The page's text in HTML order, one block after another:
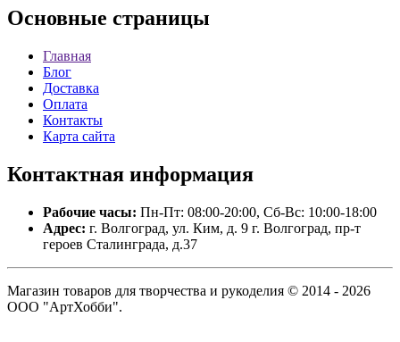
Основные страницы
Главная
Блог
Доставка
Оплата
Контакты
Карта сайта
Контактная информация
Рабочие часы: Пн-Пт: 08:00-20:00, Сб-Вс: 10:00-18:00
Адрес: г. Волгоград, ул. Ким, д. 9 г. Волгоград, пр-т
героев Сталинграда, д.37
Магазин товаров для творчества и рукоделия © 2014 - 2026
ООО "АртХобби".